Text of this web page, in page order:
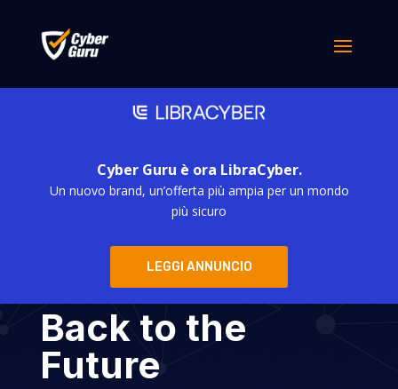
Cyber Guru è ora LibraCyber.
Un nuovo brand, un’offerta più ampia per un mondo
più sicuro
LEGGI ANNUNCIO
Cyber Guru
partecipa a
Sicurezza ICT:
Back to the
Future